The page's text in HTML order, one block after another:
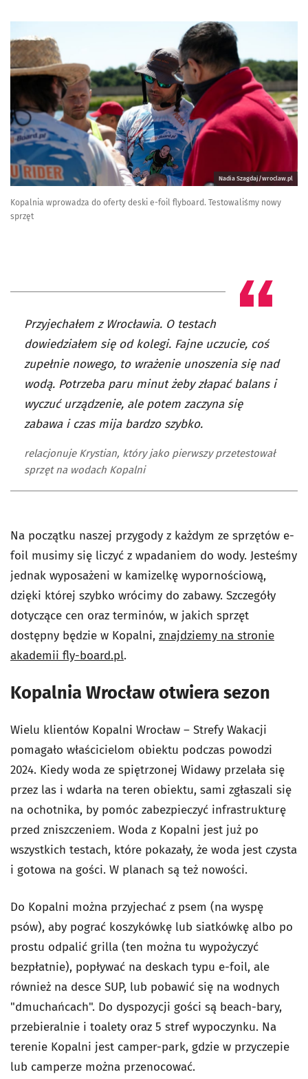
Nadia Szagdaj/wroclaw.pl
Kopalnia wprowadza do oferty deski e-foil flyboard. Testowaliśmy nowy
sprzęt
Przyjechałem z Wrocławia. O testach
dowiedziałem się od kolegi. Fajne uczucie, coś
zupełnie nowego, to wrażenie unoszenia się nad
wodą. Potrzeba paru minut żeby złapać balans i
wyczuć urządzenie, ale potem zaczyna się
zabawa i czas mija bardzo szybko.
relacjonuje Krystian, który jako pierwszy przetestował
sprzęt na wodach Kopalni
Na początku naszej przygody z każdym ze sprzętów e-
foil musimy się liczyć z wpadaniem do wody. Jesteśmy
jednak wyposażeni w kamizelkę wypornościową,
dzięki której szybko wrócimy do zabawy. Szczegóły
dotyczące cen oraz terminów, w jakich sprzęt
dostępny będzie w Kopalni, znajdziemy na stronie
akademii fly-board.pl.
Kopalnia Wrocław otwiera sezon
Wielu klientów Kopalni Wrocław – Strefy Wakacji
pomagało właścicielom obiektu podczas powodzi
2024. Kiedy woda ze spiętrzonej Widawy przelała się
przez las i wdarła na teren obiektu, sami zgłaszali się
na ochotnika, by pomóc zabezpieczyć infrastrukturę
przed zniszczeniem. Woda z Kopalni jest już po
wszystkich testach, które pokazały, że woda jest czysta
i gotowa na gości. W planach są też nowości.
Do Kopalni można przyjechać z psem (na wyspę
psów), aby pograć koszykówkę lub siatkówkę albo po
prostu odpalić grilla (ten można tu wypożyczyć
bezpłatnie), popływać na deskach typu e-foil, ale
również na desce SUP, lub pobawić się na wodnych
"dmuchańcach". Do dyspozycji gości są beach-bary,
przebieralnie i toalety oraz 5 stref wypoczynku. Na
terenie Kopalni jest camper-park, gdzie w przyczepie
lub camperze można przenocować.